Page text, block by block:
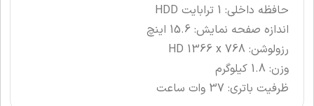
حافظه داخلی: 1 ترابایت HDD
اندازه صفحه نمایش: 15.6 اینچ
رزولوشن: HD 1366 x 768
وزن: 1.8 کیلوگرم
ظرفیت باتری: 37 وات ساعت